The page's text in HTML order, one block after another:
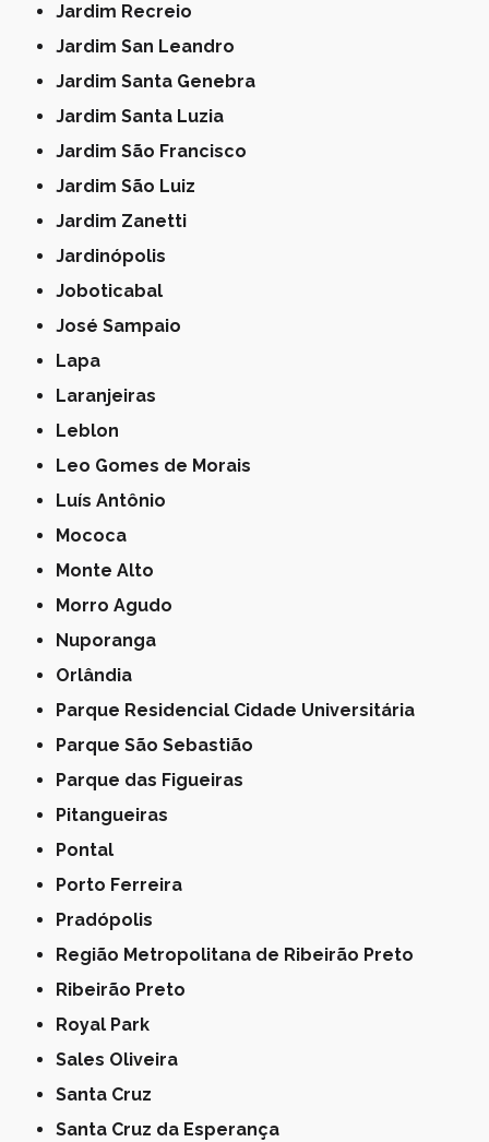
Jardim Recreio
Jardim San Leandro
Jardim Santa Genebra
Jardim Santa Luzia
Jardim São Francisco
Jardim São Luiz
Jardim Zanetti
Jardinópolis
Joboticabal
José Sampaio
Lapa
Laranjeiras
Leblon
Leo Gomes de Morais
Luís Antônio
Mococa
Monte Alto
Morro Agudo
Nuporanga
Orlândia
Parque Residencial Cidade Universitária
Parque São Sebastião
Parque das Figueiras
Pitangueiras
Pontal
Porto Ferreira
Pradópolis
Região Metropolitana de Ribeirão Preto
Ribeirão Preto
Royal Park
Sales Oliveira
Santa Cruz
Santa Cruz da Esperança